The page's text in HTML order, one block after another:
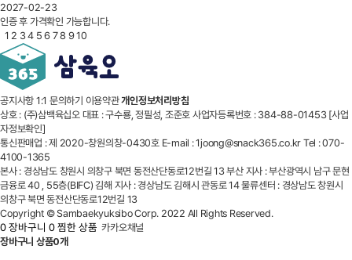
2027-02-23
인증 후 가격확인 가능합니다.
1 2 34 5 6 78 910
공지사항 1:1 문의하기 이용약관개인정보처리방침
상호 : (주)삼백육십오 대표 : 구수룡, 정필성, 조준호 사업자등록번호 : 384-88-01453 [사업
자정보확인]
통신판매업 : 제 2020-창원의창-0430호 E-mail : 1joong@snack365.co.kr Tel : 070-
4100-1365
본사 : 경상남도 창원시 의창구 북면 동전산단동로12번길 13부산 지사 : 부산광역시 남구 문현
금융로 40 , 55층(BIFC)김해 지사 : 경상남도 김해시 관동로 14물류센터 : 경상남도 창원시
의창구 북면 동전산단동로12번길 13
Copyright © Sambaekyuksibo Corp. 2022 All Rights Reserved.
0장바구니 0 찜한 상품 카카오채널
장바구니 상품0개